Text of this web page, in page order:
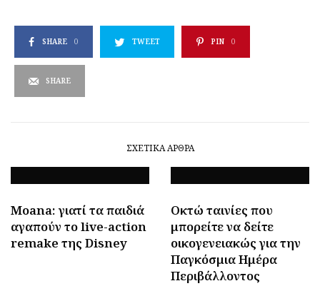
SHARE 0 TWEET PIN 0
SHARE
ΣΧΕΤΙΚΆ ΆΡΘΡΑ
Moana: γιατί τα παιδιά
αγαπούν το live-action
remake της Disney
Οκτώ ταινίες που
μπορείτε να δείτε
οικογενειακώς για την
Παγκόσμια Ημέρα
Περιβάλλοντος